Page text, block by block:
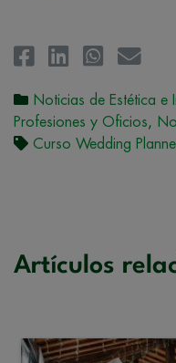
Noticias de Estética e
Profesiones y Oficios,
Curso Wedding
Artículos